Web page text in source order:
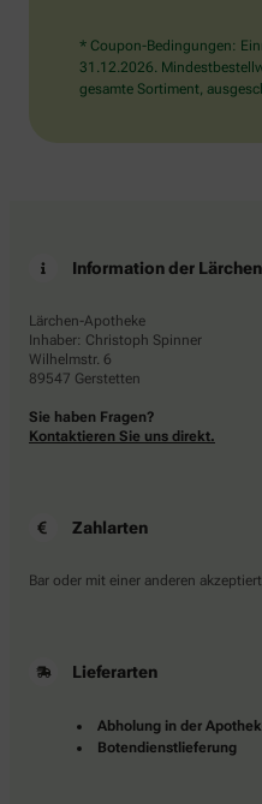
* Coupon-Bedingungen:
31.12.2026.
gesamte Sortiment,
Information der
Lärchen-Apotheke
Inhaber: Christoph Spinner
Wilhelmstr. 6
89547 Gerstetten
Sie haben Fragen?
Kontaktieren Sie uns direkt.
Zahlarten
Bar oder mit einer anderen
Lieferarten
Abholung in der
Botendienstlieferung